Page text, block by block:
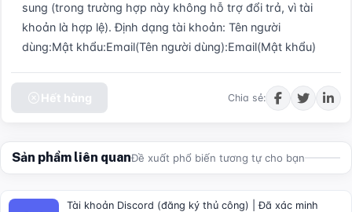
sung (trong trường hợp này không hỗ trợ đổi trả, vì tài
khoản là hợp lệ). Định dạng tài khoản: Tên người
dùng:Mật khẩu:Email(Tên người dùng):Email(Mật khẩu)
Hết hàng Chia sẻ:
Sản phẩm liên quanĐề xuất phổ biến tương tự cho bạn
Tài khoản Discord (đăng ký thủ công) | Đã xác minh